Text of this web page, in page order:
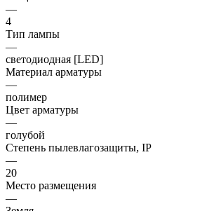
—
4
Тип лампы
—
светодиодная [LED]
Материал арматуры
—
полимер
Цвет арматуры
—
голубой
Степень пылевлагозащиты, IP
—
20
Место размещения
—